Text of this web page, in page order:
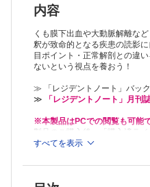
門脈ガス【益岡壮太，宮坂祐輔
上腸間膜動脈閉塞症【木下光博
画像まとめ
連載
実践！ 画像診断Q&A―このサ
頸部腫瘤を触知され来院した新
【長門 直，徳田 均】
臨床検査専門医がコッソリ教
第52回 スマートウォッチの
和美】
病棟コールの対応、おまかせ
第4回 発熱に対応しよう②【
よく使う日常治療薬の正しい使
内容
くも膜下出血や大動脈解離な
釈が致命的となる疾患の読影
目ポイント・正常解剖との違
ないという視点を養おう！
≫ 「レジデントノート」バッ
≫
「レジデントノート」月
※本製品はPCでの閲覧も可能で
製品のご購入後、「購入済ラ
境で閲覧可能なPDF版をご覧い
推奨ブラウザ： Firefox 最新版
すべてを表示